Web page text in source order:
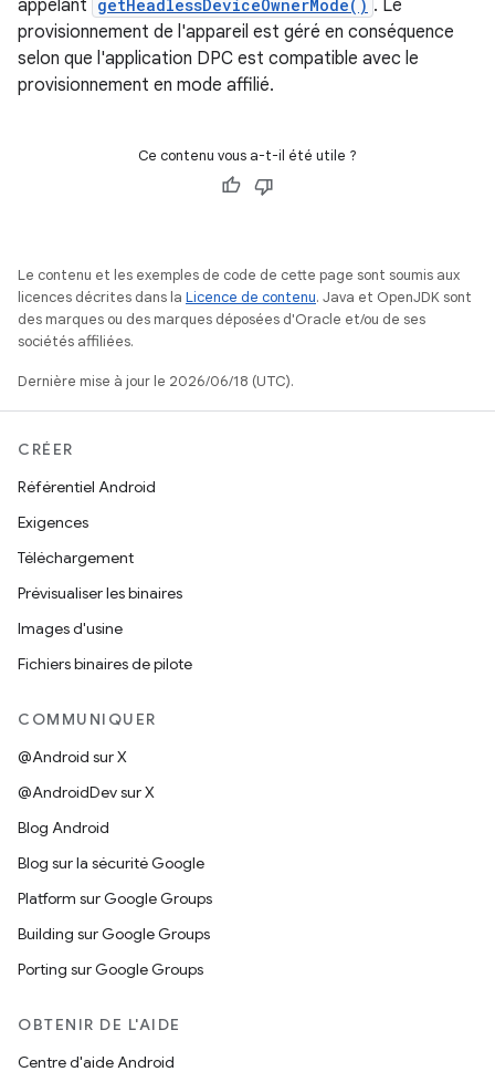
appelant getHeadlessDeviceOwnerMode() . Le
provisionnement de l'appareil est géré en conséquence
selon que l'application DPC est compatible avec le
provisionnement en mode affilié.
Ce contenu vous a-t-il été utile ?
Le contenu et les exemples de code de cette page sont soumis aux
licences décrites dans la Licence de contenu. Java et OpenJDK sont
des marques ou des marques déposées d'Oracle et/ou de ses
sociétés affiliées.
Dernière mise à jour le 2026/06/18 (UTC).
CRÉER
Référentiel Android
Exigences
Téléchargement
Prévisualiser les binaires
Images d'usine
Fichiers binaires de pilote
COMMUNIQUER
@Android sur X
@AndroidDev sur X
Blog Android
Blog sur la sécurité Google
Platform sur Google Groups
Building sur Google Groups
Porting sur Google Groups
OBTENIR DE L'AIDE
Centre d'aide Android